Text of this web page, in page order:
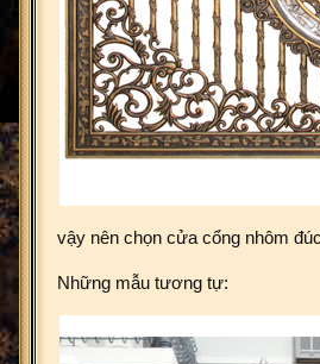
vậy nên chọn cửa cổng nhôm
Những mẫu tương tự: